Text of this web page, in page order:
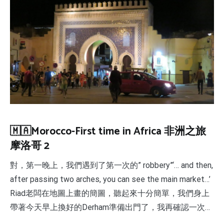
🇲🇦Morocco-First time in Africa 非洲之旅
摩洛哥 2
對，第一晚上，我們遇到了第一次的” robbery”‘… and then,
after passing two arches, you can see the main market…’
Riad老闆在地圖上畫的簡圖，聽起來十分簡單，我們身上
帶著今天早上換好的Derham準備出門了，我再確認一次…